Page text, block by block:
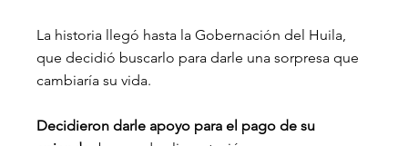
La historia llegó hasta la Gobernación del Huila,
que decidió buscarlo para darle una sorpresa que
cambiaría su vida.
Decidieron darle apoyo para el pago de su